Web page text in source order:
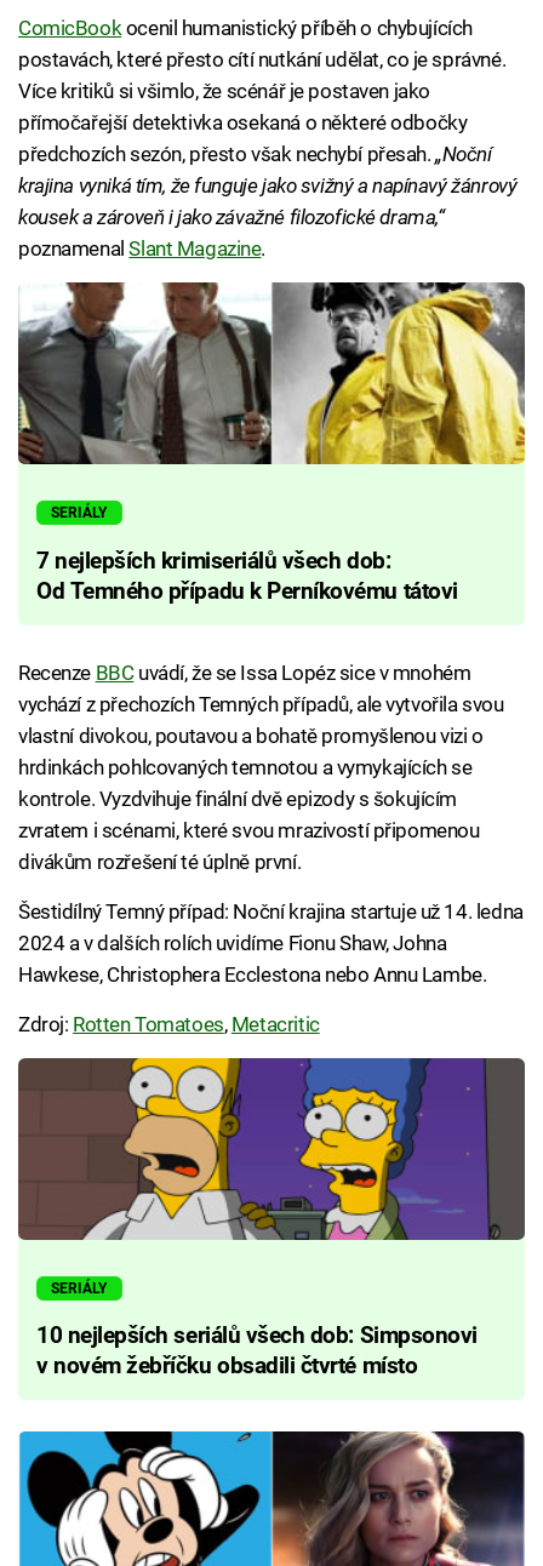
ComicBookocenil humanistický příběh o chybujících
postavách, které přesto cítí nutkání udělat, co je správné.
Více kritiků si všimlo, že scénář je postaven jako
přímočařejší detektivka osekaná o některé odbočky
předchozích sezón, přesto však nechybí přesah.„Noční
krajina vyniká tím, že funguje jako svižný a napínavý žánrový
kousek a zároveň i jako závažné filozofické drama,“
poznamenalSlant Magazine.
SERIÁLY
7 nejlepších krimiseriálů všech dob:
Od Temného případu k Perníkovému tátovi
Recenze BBCuvádí, že se Issa Lopéz sice v mnohém
vychází z přechozích Temných případů, ale vytvořila svou
vlastní divokou, poutavou a bohatě promyšlenou vizi o
hrdinkách pohlcovaných temnotou a vymykajících se
kontrole. Vyzdvihuje finální dvě epizody s šokujícím
zvratem i scénami, které svou mrazivostí připomenou
divákům rozřešení té úplně první.
Šestidílný Temný případ: Noční krajina startuje už 14. ledna
2024 a v dalších rolích uvidíme Fionu Shaw, Johna
Hawkese, Christophera Ecclestona nebo Annu Lambe.
Zdroj: Rotten Tomatoes, Metacritic
SERIÁLY
10 nejlepších seriálů všech dob: Simpsonovi
v novém žebříčku obsadili čtvrté místo